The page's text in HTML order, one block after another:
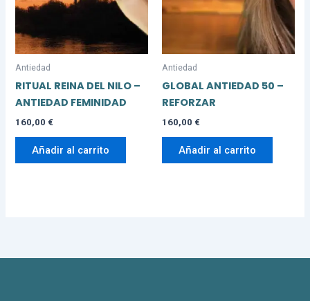
Antiedad
RITUAL REINA DEL NILO –
ANTIEDAD FEMINIDAD
160,00 €
Añadir al carrito
Antiedad
GLOBAL ANTIEDAD 50 –
REFORZAR
160,00 €
Añadir al carrito